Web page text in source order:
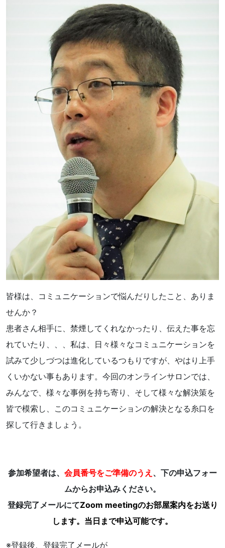
皆様は、コミュニケーションで悩んだりしたこと、ありま
せんか？
患者さん相手に、禁煙してくれなかったり、伝えた事を忘
れていたり、、、私は、日々様々なコミュニケーションを
試みて少しづつは進化しているつもりですが、やはり上手
くいかない事もあります。今回のオンラインサロンでは、
みんなで、様々な事例を持ち寄り、そして様々な解決策を
皆で模索し、このコミュニケーションの解決となる糸口を
探して行きましょう。
参加希望者は、 会員番号をご準備のうえ 、下の申込フォー
ムからお申込みください。
登録完了メールにてZoom meetingのお部屋案内をお送り
します。当日まで申込可能です。
※登録後、登録完了メールが